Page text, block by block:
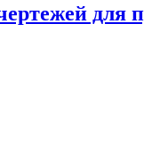
для